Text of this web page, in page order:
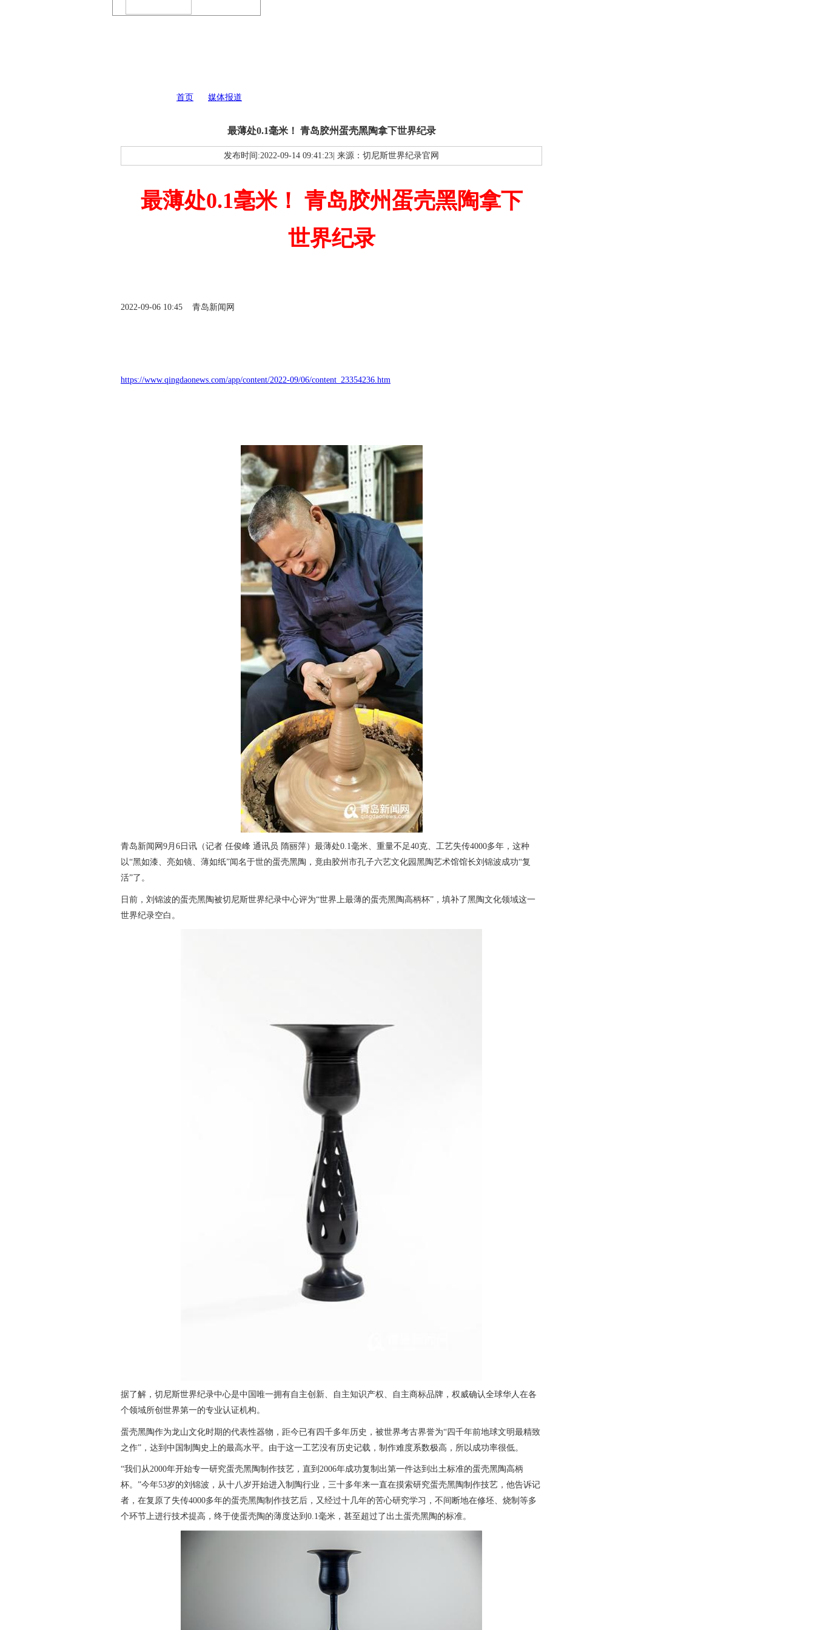
首页 媒体报道
最薄处0.1毫米！ 青岛胶州蛋壳黑陶拿下世界纪录
发布时间:2022-09-14 09:41:23| 来源：切尼斯世界纪录官网
最薄处0.1毫米！ 青岛胶州蛋壳黑陶拿下
世界纪录
2022-09-06 10:45 青岛新闻网
https://www.qingdaonews.com/app/content/2022-09/06/content_23354236.htm
青岛新闻网9月6日讯（记者 任俊峰 通讯员 隋丽萍）最薄处0.1毫米、重量不足40克、工艺失传4000多年，这种
以“黑如漆、亮如镜、薄如纸”闻名于世的蛋壳黑陶，竟由胶州市孔子六艺文化园黑陶艺术馆馆长刘锦波成功“复
活”了。
日前，刘锦波的蛋壳黑陶被切尼斯世界纪录中心评为“世界上最薄的蛋壳黑陶高柄杯”，填补了黑陶文化领域这一
世界纪录空白。
据了解，切尼斯世界纪录中心是中国唯一拥有自主创新、自主知识产权、自主商标品牌，权威确认全球华人在各
个领域所创世界第一的专业认证机构。
蛋壳黑陶作为龙山文化时期的代表性器物，距今已有四千多年历史，被世界考古界誉为“四千年前地球文明最精致
之作”，达到中国制陶史上的最高水平。由于这一工艺没有历史记载，制作难度系数极高，所以成功率很低。
“我们从2000年开始专一研究蛋壳黑陶制作技艺，直到2006年成功复制出第一件达到出土标准的蛋壳黑陶高柄
杯。”今年53岁的刘锦波，从十八岁开始进入制陶行业，三十多年来一直在摸索研究蛋壳黑陶制作技艺，他告诉记
者，在复原了失传4000多年的蛋壳黑陶制作技艺后，又经过十几年的苦心研究学习，不间断地在修坯、烧制等多
个环节上进行技术提高，终于使蛋壳陶的薄度达到0.1毫米，甚至超过了出土蛋壳黑陶的标准。